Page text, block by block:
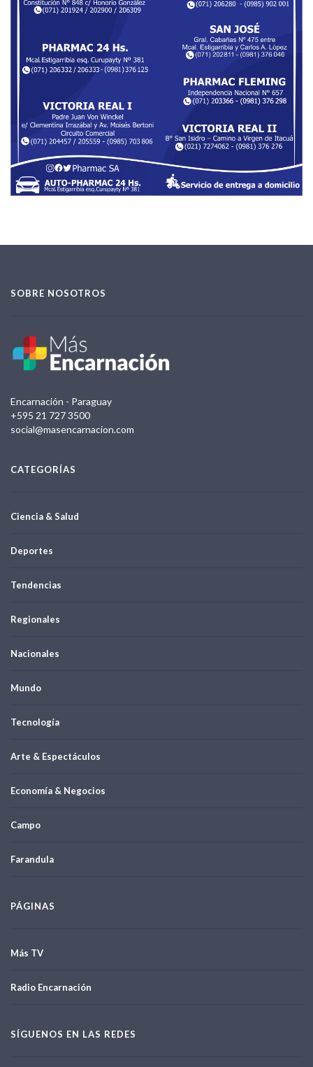
SOBRE NOSOTROS
Encarnación - Paraguay
+595 21 727 3500
social@masencarnacion.com
CATEGORÍAS
Ciencia & Salud
Deportes
Tendencias
Regionales
Nacionales
Mundo
Tecnología
Arte & Espectáculos
Economía & Negocios
Campo
Farandula
PÁGINAS
Más TV
Radio Encarnación
SÍGUENOS EN LAS REDES